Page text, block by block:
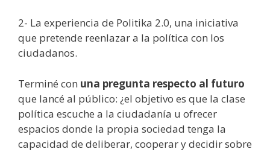
2- La experiencia de Politika 2.0, una iniciativa
que pretende reenlazar a la política con los
ciudadanos.
Terminé con una pregunta respecto al futuro
que lancé al público: ¿el objetivo es que la clase
política escuche a la ciudadanía u ofrecer
espacios donde la propia sociedad tenga la
capacidad de deliberar, cooperar y decidir sobre